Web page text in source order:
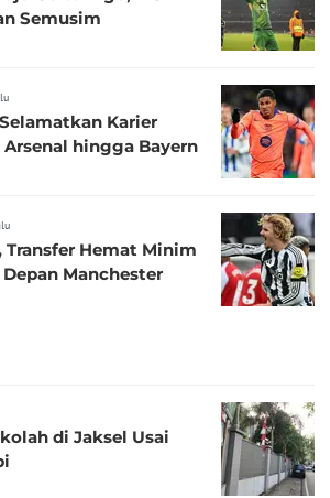
Semusim
Karier
Arsenal hingga Bayern
Hemat Minim
Manchester
di Jaksel Usai